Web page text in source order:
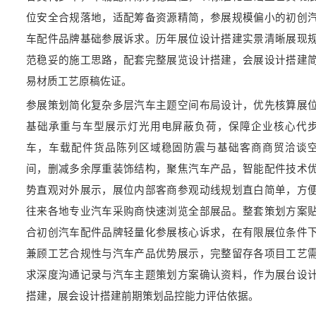
位安全合规落地，适配筹备资源精简，参展规模偏小的初创
车配件品牌基础参展诉求。历年展位设计搭建实景清晰展现
范稳妥的施工思路，配套完整展览设计搭建，会展设计搭建
易材质工艺原稿佐证。
参展策划简化复杂多层汽车主题空间布局设计，优先核算展
基础承重与车型展示灯光用电屏蔽负荷，保障企业核心代
车，车载配件货品陈列区域稳固防震与基础客商商贸洽谈
间，删减多余厚重装饰结构，聚焦汽车产品，智能配件技术
势直观对外展示，展位内部客商参观动线规划直白简单，方
往来各地专业汽车采购商快速浏览全部展品。整套策划方案
合初创汽车配件品牌轻量化参展核心诉求，在有限展位条件
兼顾工艺合规性与汽车产品优势展示，完整留存各项目工艺
求深度沟通记录与汽车主题策划方案确认资料，作为展台设
搭建，展会设计搭建前期策划品控能力评估依据。